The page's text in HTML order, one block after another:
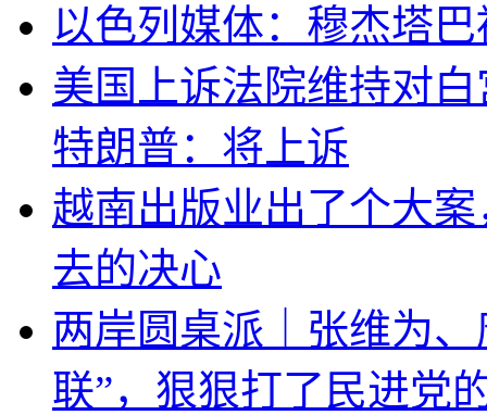
以色列媒体：穆杰塔
美国上诉法院维持对
特朗普：将上诉
越南出版业出了个大
去的决心
两岸圆桌派｜张维为
联”，狠狠打了民进党